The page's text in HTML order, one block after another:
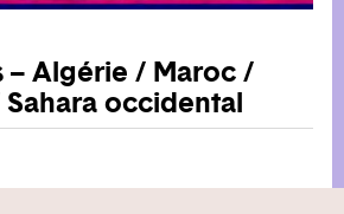
– Algérie / Maroc /
occidental